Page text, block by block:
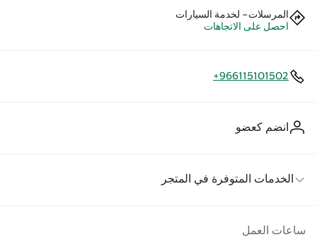
المرسلات- لخدمة السيارات
احصل على الاتجاهات
+966115101502
انضم كعضو
الخدمات المتوفرة في المتجر
ساعات العمل